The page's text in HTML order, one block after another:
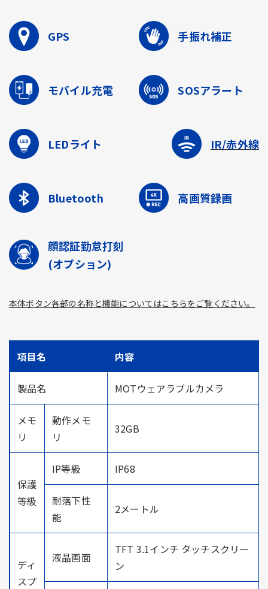
GPS 手振れ補正
モバイル充電 SOSアラート
LEDライト IR/赤外線
Bluetooth 高画質録画
顔認証勤怠打刻
(オプション)
本体ボタン各部の名称と機能についてはこちらをご覧ください。
項目名 内容
製品名 MOTウェアラブルカメラ
メモ
リ
動作メモ
リ
32GB
保護
等級
IP等級 IP68
耐落下性
能
2メートル
ディ
スプ
液晶画面
TFT 3.1インチ タッチスクリー
ン